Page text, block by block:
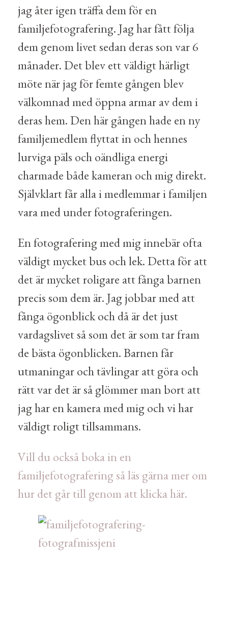
jag åter igen träffa dem för en
familjefotografering. Jag har fått följa
dem genom livet sedan deras son var 6
månader. Det blev ett väldigt härligt
möte när jag för femte gången blev
välkomnad med öppna armar av dem i
deras hem. Den här gången hade en ny
familjemedlem flyttat in och hennes
lurviga päls och oändliga energi
charmade både kameran och mig direkt.
Självklart får alla i medlemmar i familjen
vara med under fotograferingen.
En fotografering med mig innebär ofta
väldigt mycket bus och lek. Detta för att
det är mycket roligare att fånga barnen
precis som dem är. Jag jobbar med att
fånga ögonblick och då är det just
vardagslivet så som det är som tar fram
de bästa ögonblicken. Barnen får
utmaningar och tävlingar att göra och
rätt var det är så glömmer man bort att
jag har en kamera med mig och vi har
väldigt roligt tillsammans.
Vill du också boka in en
familjefotografering så läs gärna mer om
hur det går till genom att klicka här.